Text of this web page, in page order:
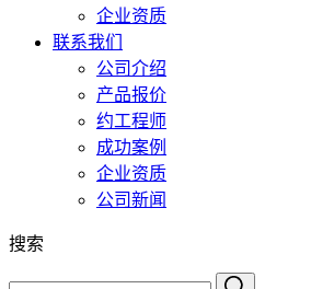
企业资质
联系我们
公司介绍
产品报价
约工程师
成功案例
企业资质
公司新闻
搜索